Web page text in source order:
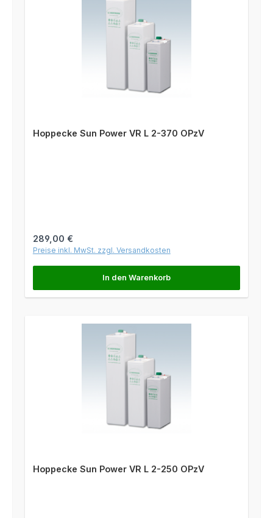
Hoppecke Sun Power VR L 2-370 OPzV
Regulärer Preis:
289,00 €
Preise inkl. MwSt. zzgl. Versandkosten
In den Warenkorb
Hoppecke Sun Power VR L 2-250 OPzV